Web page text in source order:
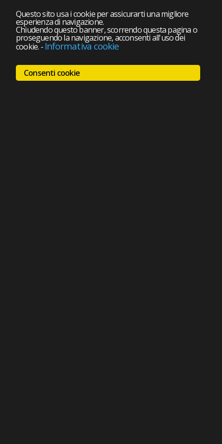
Questo sito usa i cookie per assicurarti una migliore
esperienza di navigazione.
Chiudendo questo banner, scorrendo questa pagina o
proseguendo la navigazione, acconsenti all'uso dei
cookie. - Informativa cookie
Consenti cookie